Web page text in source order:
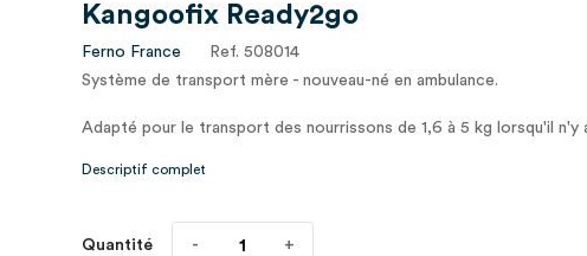
Kangoofix Ready2go
Ferno France
Ref. 508014
Système de transport mère - nouveau-né en ambulance.
Adapté pour le transport des nourrissons de 1,6 à 5 kg lorsqu'il n'y
Descriptif complet
Quantité